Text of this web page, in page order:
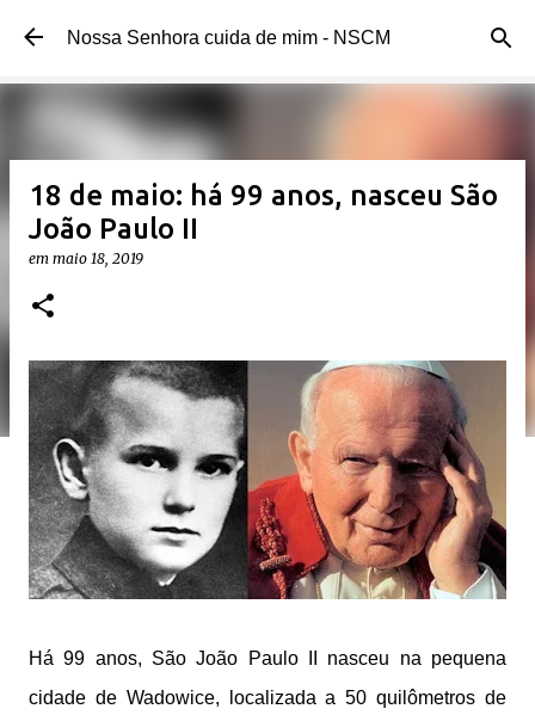
Pular para o conteúdo principal
Nossa Senhora cuida de mim - NSCM
18 de maio: há 99 anos, nasceu São
João Paulo II
em maio 18, 2019
Há 99 anos, São João Paulo II nasceu na pequena
cidade de Wadowice, localizada a 50 quilômetros de